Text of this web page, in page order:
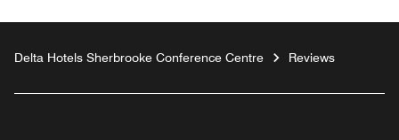
Delta Hotels Sherbrooke Conference Centre Reviews